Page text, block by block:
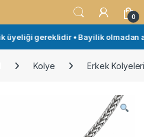
0
gereklidir • Bayilik olmadan
Kolye Erkek